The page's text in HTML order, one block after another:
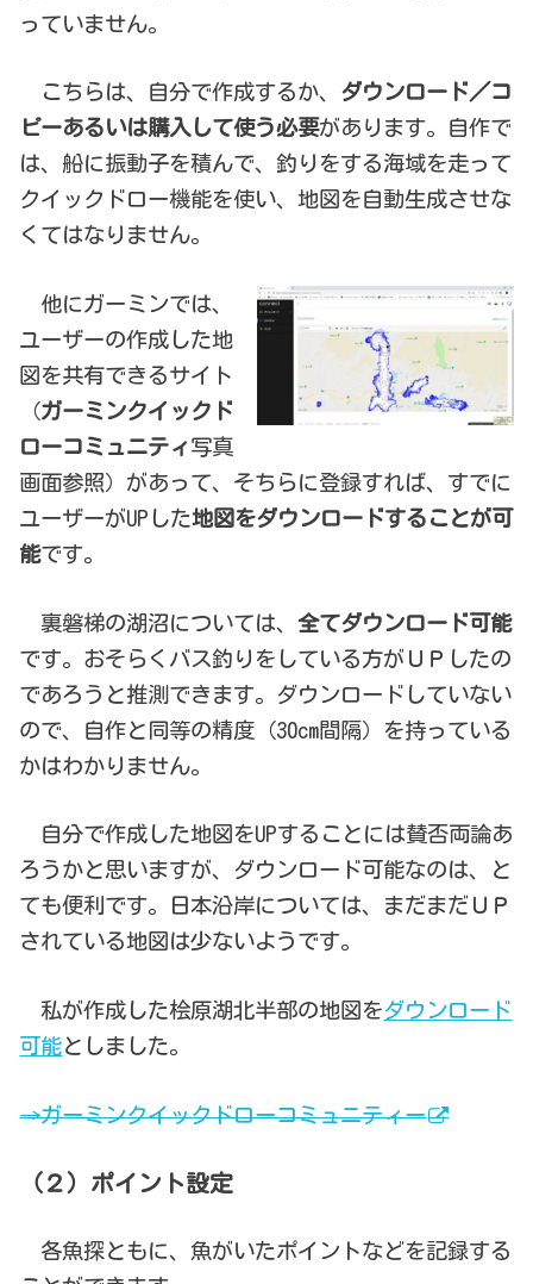
っていません。
こちらは、自分で作成するか、 ダウンロード／コ
ピーあるいは購入して使う必要があります。自作で
は、船に振動子を積んで、釣りをする海域を走って
クイックドロー機能を使い、地図を自動生成させな
くてはなりません。
他にガーミンでは、
ユーザーの作成した地
図を共有できるサイト
（ガーミンクイックド
ローコミュニティ 写真
画面参照）があって、そちらに登録すれば、すでに
ユーザーがUPした地図をダウンロードすることが可
能です。
裏磐梯の湖沼については、全てダウンロード可能
です。おそらくバス釣りをしている方がＵＰしたの
であろうと推測できます。ダウンロードしていない
ので、自作と同等の精度（30cm間隔）を持っている
かはわかりません。
自分で作成した地図をUPすることには賛否両論あ
ろうかと思いますが、ダウンロード可能なのは、と
ても便利です。日本沿岸については、まだまだＵＰ
されている地図は少ないようです。
私が作成した桧原湖北半部の地図をダウンロード
可能としました。
→ガーミンクイックドローコミュニティー
（２）ポイント設定
各魚探ともに、魚がいたポイントなどを記録する